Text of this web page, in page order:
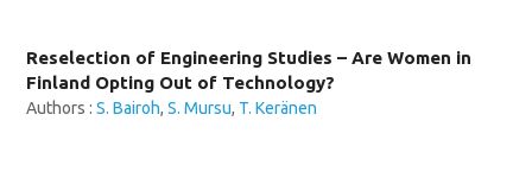
Reselection of Engineering Studies – Are Women in
Finland Opting Out of Technology?
Authors :S. Bairoh,S. Mursu, T. Keränen